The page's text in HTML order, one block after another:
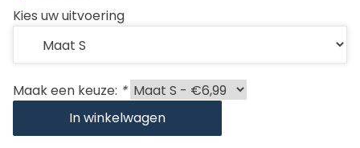
Kies uw uitvoering
Maak een keuze: *
In winkelwagen